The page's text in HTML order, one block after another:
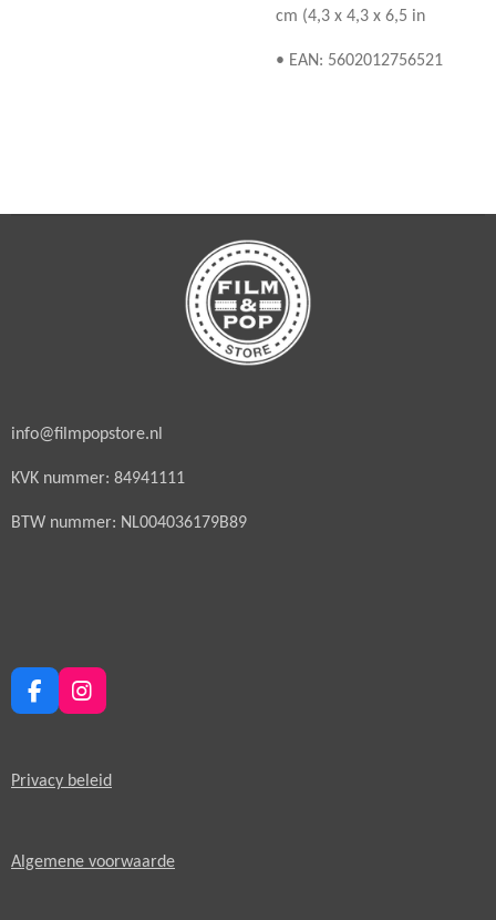
cm (4,3 x 4,3 x 6,5 in
• EAN: 5602012756521
info@filmpopstore.nl
KVK nummer: 84941111
BTW nummer: NL004036179B89
F
a
b
I
n
a
m
Privacy beleid
Algemene voorwaarde